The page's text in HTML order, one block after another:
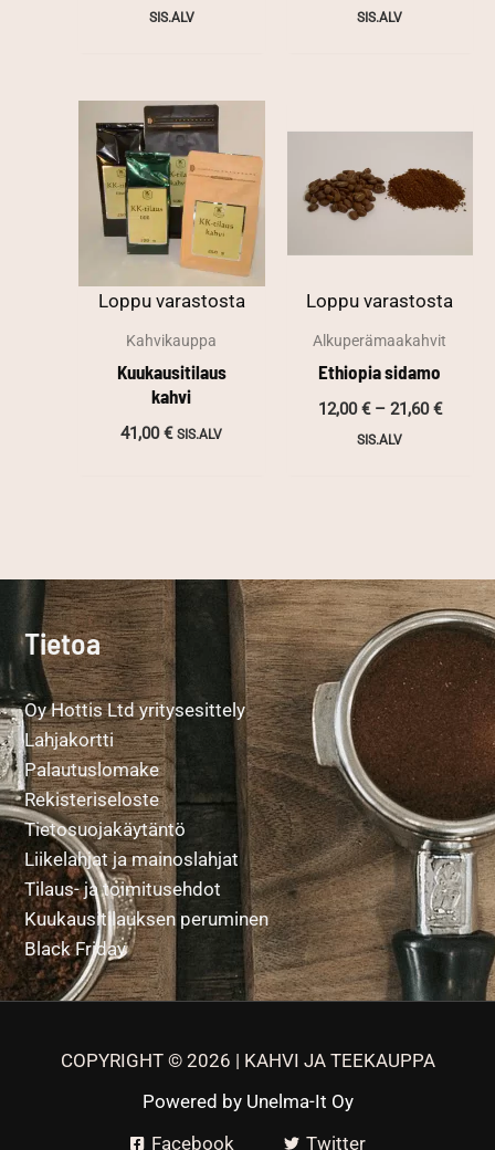
SIS.ALV SIS.ALV
Loppu varastosta
Kahvikauppa
Kuukausitilaus
kahvi
41,00€ SIS.ALV
Loppu varastosta
Alkuperämaakahvit
Ethiopia sidamo
12,00€ – 21,60€
SIS.ALV
Tietoa
Oy Hottis Ltd yritysesittely
Lahjakortti
Palautuslomake
Rekisteriseloste
Tietosuojakäytäntö
Liikelahjat ja mainoslahjat
Tilaus- ja toimitusehdot
Kuukausitilauksen peruminen
Black Friday
COPYRIGHT © 2026 | KAHVI JA TEEKAUPPA
Powered by Unelma-It Oy
Facebook
Twitter